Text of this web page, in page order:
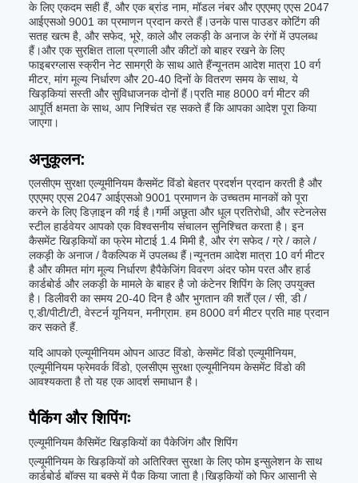
के लिए एकदम सही हैं, और एक ब्रांड नाम, मॉडल नंबर और एएएमए एएस 2047
आईएसओ 9001 का प्रमाणन प्रदान करते हैं।उनके पास पाउडर कोटिंग की
सतह खत्म है, और सफेद, भूरे, काले और लकड़ी के अनाज के रंगों में उपलब्ध
हैं।और एक सुरक्षित ताला प्रणाली और कीटों को बाहर रखने के लिए
फाइबरग्लास स्क्रीन नेट सामग्री के साथ आते हैंन्यूनतम आदेश मात्रा 10 वर्ग
मीटर, मांग मूल्य निर्धारण और 20-40 दिनों के वितरण समय के साथ, ये
खिड़कियां सस्ती और सुविधाजनक दोनों हैं।प्रति माह 8000 वर्ग मीटर की
आपूर्ति क्षमता के साथ, आप निश्चिंत रह सकते हैं कि आपका आदेश पूरा किया
जाएगा।
अनुकूलन:
एलसीएम सुरक्षा एल्यूमीनियम कैसमेंट विंडो बेहतर प्रदर्शन प्रदान करती है और
एएएमए एएस 2047 आईएसओ 9001 प्रमाणन के उच्चतम मानकों को पूरा
करने के लिए डिज़ाइन की गई है।गर्मी अछूता और धूल प्रतिरोधी, और स्टेनलेस
स्टील हार्डवेयर आपको एक विश्वसनीय संचालन सुनिश्चित करता है। इन
कैसमेंट खिड़कियों का फ्रेम मोटाई 1.4 मिमी है, और रंग सफेद / ग्रे / काले /
लकड़ी के अनाज / वैकल्पिक में उपलब्ध हैं।न्यूनतम आदेश मात्रा 10 वर्ग मीटर
है और कीमत मांग मूल्य निर्धारण हैपैकेजिंग विवरण अंदर फोम परत और हार्ड
कार्डबोर्ड और लकड़ी के मामले के बाहर है जो कंटेनर शिपिंग के लिए उपयुक्त
है। डिलीवरी का समय 20-40 दिन है और भुगतान की शर्तें एल / सी, डी /
ए,डी/पीटी/टी, वेस्टर्न यूनियन, मनीग्राम. हम 8000 वर्ग मीटर प्रति माह प्रदान
कर सकते हैं.
यदि आपको एल्यूमीनियम ओपन आउट विंडो, केसमेंट विंडो एल्यूमीनियम,
एल्यूमीनियम फ्रेमवर्क विंडो, एलसीएम सुरक्षा एल्यूमीनियम केसमेंट विंडो की
आवश्यकता है तो यह एक आदर्श समाधान है।
पैकिंग और शिपिंगः
एल्यूमीनियम कैसिमेंट खिड़कियों का पैकेजिंग और शिपिंग
एल्यूमीनियम के खिड़कियों को अतिरिक्त सुरक्षा के लिए फोम इन्सुलेशन के साथ
कार्डबोर्ड बॉक्स या बक्से में पैक किया जाता है।खिड़कियों को फिर आसानी से